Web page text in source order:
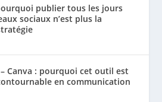
publier tous les jours
sociaux n’est plus la
Canva : pourquoi cet outil est
en communication